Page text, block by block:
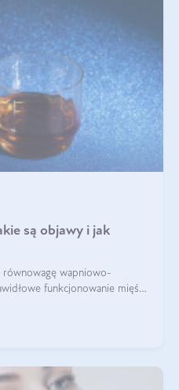
są objawy i jak
równowagę wapniowo-
funkcjonowanie mięśni